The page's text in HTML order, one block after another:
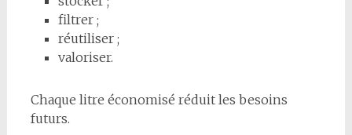
filtrer ;
réutiliser ;
valoriser.
Chaque litre économisé réduit les besoins
futurs.